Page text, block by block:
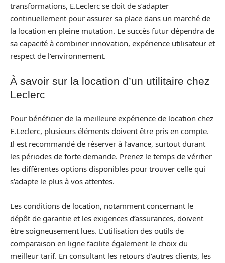
transformations, E.Leclerc se doit de s’adapter
continuellement pour assurer sa place dans un marché de
la location en pleine mutation. Le succès futur dépendra de
sa capacité à combiner innovation, expérience utilisateur et
respect de l’environnement.
À savoir sur la location d’un utilitaire chez
Leclerc
Pour bénéficier de la meilleure expérience de location chez
E.Leclerc, plusieurs éléments doivent être pris en compte.
Il est recommandé de réserver à l’avance, surtout durant
les périodes de forte demande. Prenez le temps de vérifier
les différentes options disponibles pour trouver celle qui
s’adapte le plus à vos attentes.
Les conditions de location, notamment concernant le
dépôt de garantie et les exigences d’assurances, doivent
être soigneusement lues. L’utilisation des outils de
comparaison en ligne facilite également le choix du
meilleur tarif. En consultant les retours d’autres clients, les